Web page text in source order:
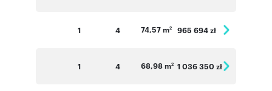
1 4 74,57 m2 965 694 zł
1 4 68,98 m2 1 036 350 zł